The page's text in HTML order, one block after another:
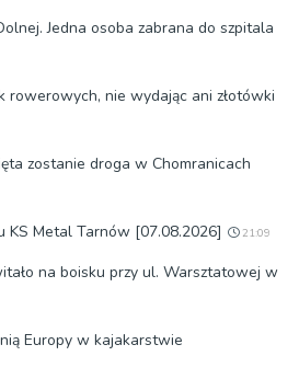
Jedna osoba zabrana do szpitala
rowerowych, nie wydając ani złotówki
zostanie droga w Chomranicach
KS Metal Tarnów [07.08.2026] 21:09
na boisku przy ul. Warsztatowej w
Europy w kajakarstwie